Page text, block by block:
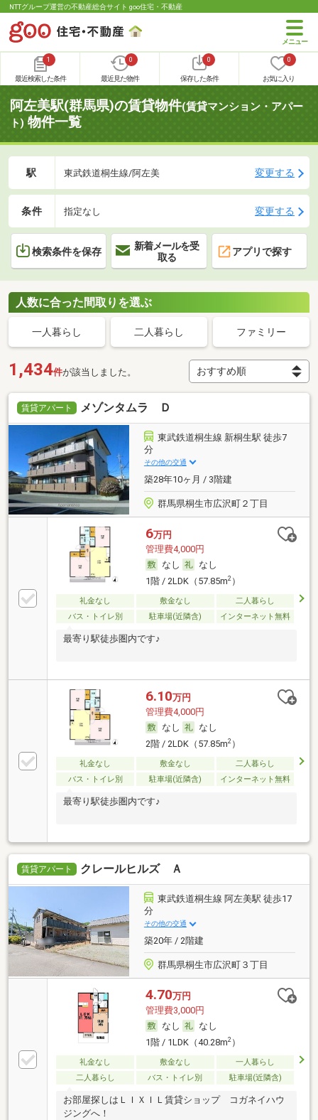
NTTグループ運営の不動産総合サイト goo住宅・不動産
1
最近検索した条件
0
最近見た物件
0
保存した条件
0
お気に入り
阿左美駅(群馬県)の賃貸物件(賃貸マンション・アパー
ト) 物件一覧
駅 東武鉄道桐生線/阿左美 変更する
条件 指定なし 変更する
検索条件を保存
新着メールを受
取る
アプリで探す
人数に合った間取りを選ぶ
一人暮らし 二人暮らし ファミリー
1,434件が該当しました。
賃貸アパート メゾンタムラ Ｄ
東武鉄道桐生線 新桐生駅 徒歩7
分
その他の交通
築28年10ヶ月 / 3階建
群馬県桐生市広沢町２丁目
6万円
管理費4,000円
なし
なし
1階 / 2LDK（57.85m2）
礼金なし 敷金なし
二人暮らし
バス・トイレ別
駐車場(近隣含) インターネット無料
最寄り駅徒歩圏内です♪
6.10万円
管理費4,000円
なし
なし
2階 / 2LDK（57.85m2）
礼金なし 敷金なし
二人暮らし
バス・トイレ別
駐車場(近隣含) インターネット無料
最寄り駅徒歩圏内です♪
賃貸アパート クレールヒルズ Ａ
東武鉄道桐生線 阿左美駅 徒歩17
分
その他の交通
築20年 / 2階建
群馬県桐生市広沢町３丁目
4.70万円
管理費3,000円
なし
なし
1階 / 1LDK（40.28m2）
礼金なし 敷金なし
一人暮らし
二人暮らし
バス・トイレ別 駐車場(近隣含)
お部屋探しはＬＩＸＩＬ賃貸ショップ コガネイハウ
ジングへ！